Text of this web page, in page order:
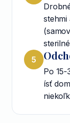
stehmi
5
Po
ísť